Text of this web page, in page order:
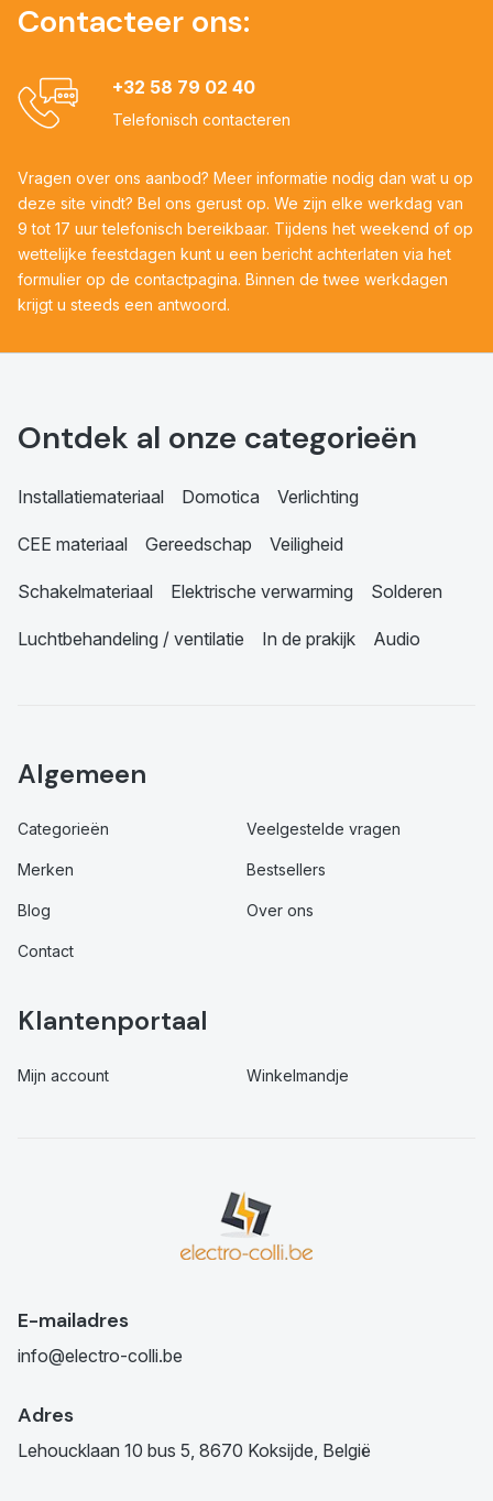
Contacteer ons:
+32 58 79 02 40
Telefonisch contacteren
Vragen over ons aanbod? Meer informatie nodig dan wat u op
deze site vindt? Bel ons gerust op. We zijn elke werkdag van
9 tot 17 uur telefonisch bereikbaar. Tijdens het weekend of op
wettelijke feestdagen kunt u een bericht achterlaten via het
formulier op de contactpagina. Binnen de twee werkdagen
krijgt u steeds een antwoord.
Ontdek al onze categorieën
Installatiemateriaal Domotica Verlichting
CEE materiaal Gereedschap Veiligheid
Schakelmateriaal Elektrische verwarming Solderen
Luchtbehandeling / ventilatie In de prakijk Audio
Algemeen
Categorieën Veelgestelde vragen
Merken Bestsellers
Blog Over ons
Contact
Klantenportaal
Mijn account Winkelmandje
E-mailadres
info@electro-colli.be
Adres
Lehoucklaan 10 bus 5, 8670 Koksijde, België